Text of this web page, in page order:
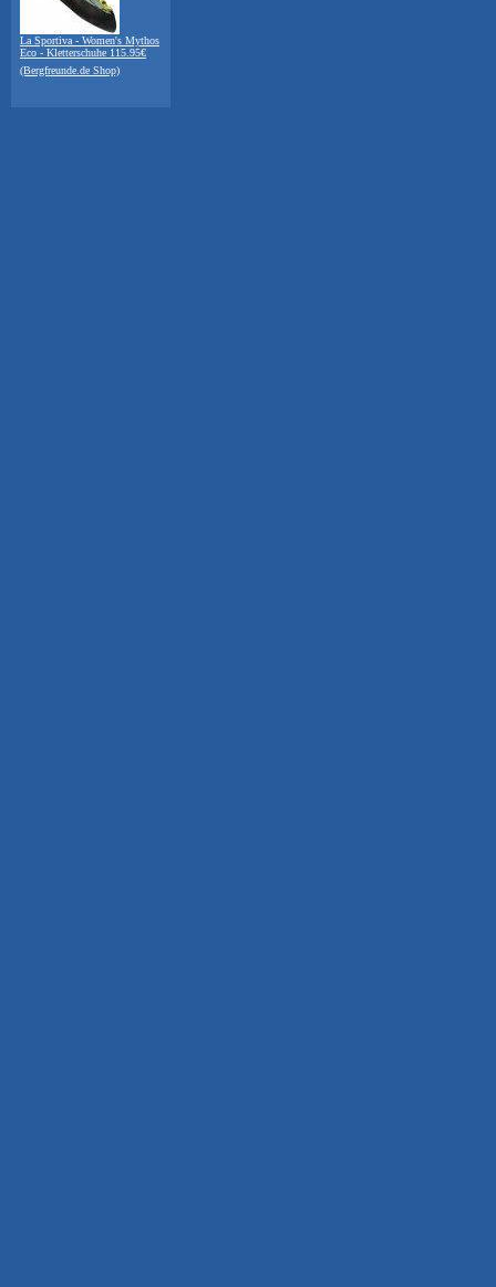
La Sportiva - Women's Mythos
Eco - Kletterschuhe 115.95€
(Bergfreunde.de Shop)